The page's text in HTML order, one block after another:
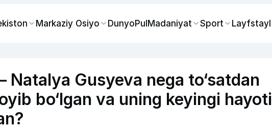
Markaziy Osiyo DunyoPulMadaniyat Sport Layfstayl
Gusyeva nega to‘satdan
bo‘lgan va uning keyingi hayoti